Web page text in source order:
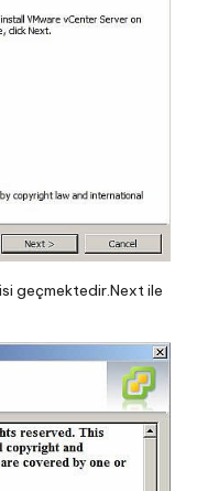
geçmektedir.Next ile